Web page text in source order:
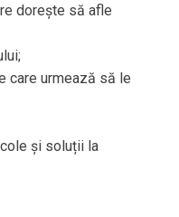
dorește să afle
care urmează să le
și soluții la